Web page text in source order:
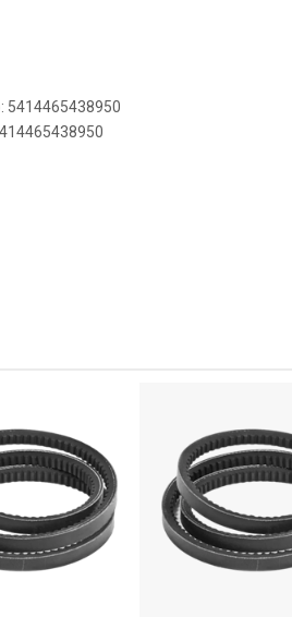
5414465438950